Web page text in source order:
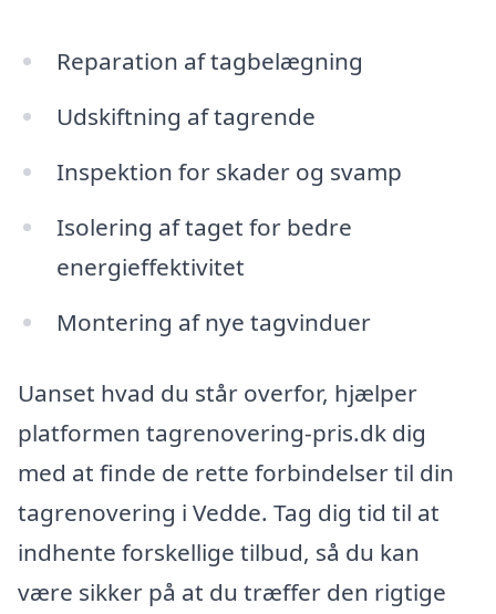
Reparation af tagbelægning
Udskiftning af tagrende
Inspektion for skader og svamp
Isolering af taget for bedre
energieffektivitet
Montering af nye tagvinduer
Uanset hvad du står overfor, hjælper
platformen tagrenovering-pris.dk dig
med at finde de rette forbindelser til din
tagrenovering i Vedde. Tag dig tid til at
indhente forskellige tilbud, så du kan
være sikker på at du træffer den rigtige